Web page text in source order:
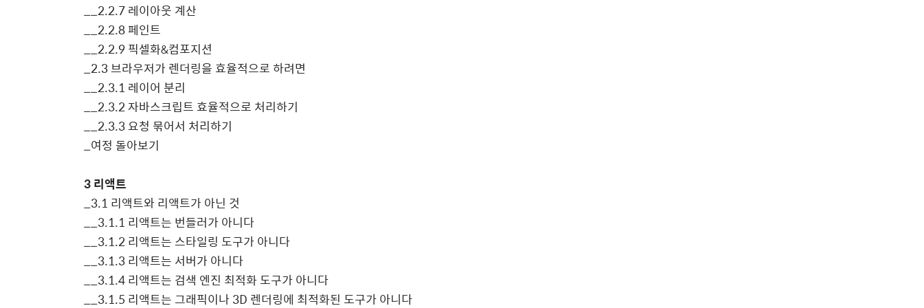
__2.2.7레이아웃 계산
__2.2.8페인트
__2.2.9픽셀화&컴포지션
_2.3브라우저가 렌더링을 효율적으로 하려면
__2.3.1 레이어 분리
__2.3.2자바스크립트 효율적으로 처리하기
__2.3.3요청 묶어서 처리하기
_여정 돌아보기
3리액트
_3.1 리액트와 리액트가 아닌 것
__3.1.1 리액트는 번들러가 아니다
__3.1.2리액트는 스타일링 도구가 아니다
__3.1.3리액트는 서버가 아니다
__3.1.4리액트는 검색 엔진 최적화 도구가 아니다
__3.1.5 리액트는 그래픽이나 3D 렌더링에 최적화된 도구가 아니다